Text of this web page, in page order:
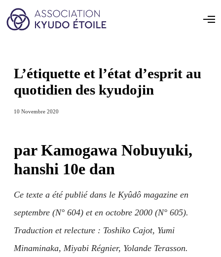
L’étiquette et l’état d’esprit au
quotidien des kyudojin
10 Novembre 2020
par Kamogawa Nobuyuki,
hanshi 10e dan
Ce texte a été publié dans le Kyûdô magazine en
septembre (N° 604) et en octobre 2000 (N° 605).
Traduction et relecture : Toshiko Cajot, Yumi
Minaminaka, Miyabi Régnier, Yolande Terasson.